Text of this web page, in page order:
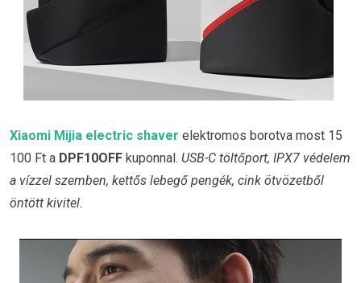
Xiaomi Mijia electric shaver elektromos borotva most 15
100 Ft a DPF10OFF kuponnal. USB-C töltőport, IPX7 védelem
a vízzel szemben, kettős lebegő pengék, cink ötvözetből
öntött kivitel.